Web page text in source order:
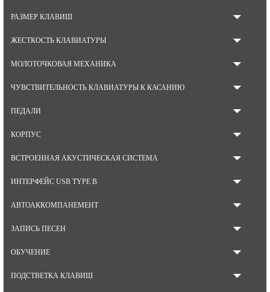
РАЗМЕР КЛАВИШ
ЖЕСТКОСТЬ КЛАВИАТУРЫ
МОЛОТОЧКОВАЯ МЕХАНИКА
ЧУВСТВИТЕЛЬНОСТЬ КЛАВИАТУРЫ К КАСАНИЮ
ПЕДАЛИ
КОРПУС
ВСТРОЕННАЯ АКУСТИЧЕСКАЯ СИСТЕМА
ИНТЕРФЕЙС USB TYPE B
АВТОАККОМПАНЕМЕНТ
ЗАПИСЬ ПЕСЕН
ОБУЧЕНИЕ
ПОДСТВЕТКА КЛАВИШ